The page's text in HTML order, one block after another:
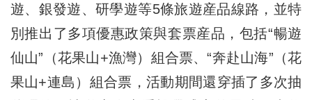
遊、銀發遊、研學遊等5條旅遊産品線路，並特
別推出了多項優惠政策與套票産品，包括“暢遊
仙山”（花果山+漁灣）組合票、“奔赴山海”（花
果山+連島）組合票，活動期間還穿插了多次抽